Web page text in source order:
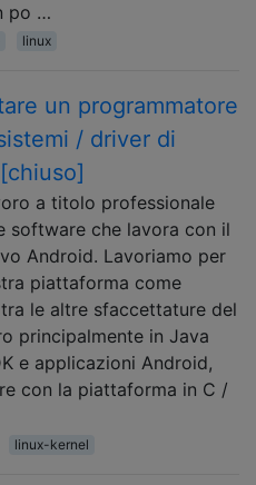
po …
linux
un programmatore
/ driver di
a titolo professionale
software che lavora con il
Android. Lavoriamo per
piattaforma come
le altre sfaccettature del
principalmente in Java
e applicazioni Android,
con la piattaforma in C /
linux-kernel